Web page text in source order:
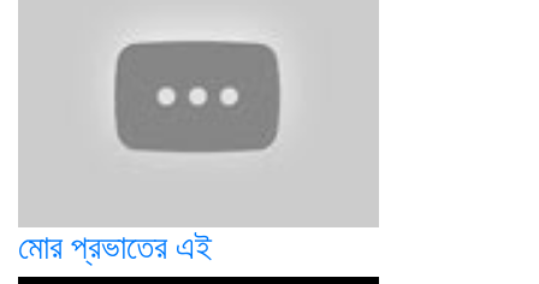
মোর প্রভাতের এই